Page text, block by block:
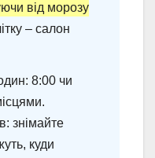
від морозу
– салон
8:00 чи
знімайте
куди